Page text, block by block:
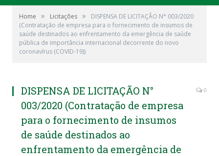
Home » Licitações »
DISPENSA DE LICITAÇÃO N° 003/2020
(Contratação de empresa para o fornecimento de insumos de
saúde destinados ao enfrentamento da emergência de saúde
pública de importância internacional decorrente do novo
coronavírus (COVID-19))
DISPENSA DE LICITAÇÃO N°
003/2020 (Contratação de empresa
para o fornecimento de insumos
de saúde destinados ao
enfrentamento da emergência de
0